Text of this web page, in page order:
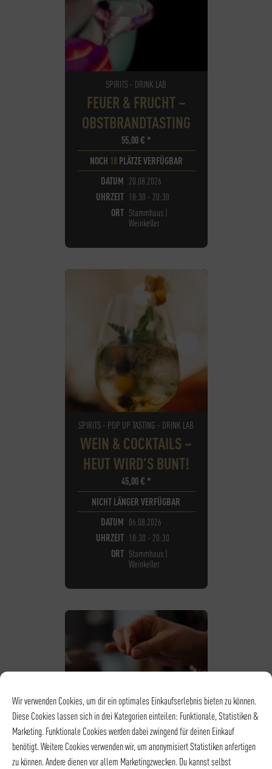
Wir verwenden Cookies, um dir ein optimales Einkaufserlebnis bieten zu können.
Diese Cookies lassen sich in drei Kategorien einteilen: Funktionale, Statistiken &
Marketing. Funktionale Cookies werden dabei zwingend für deinen Einkauf
benötigt. Weitere Cookies verwenden wir, um anonymisiert Statistiken anfertigen
zu können. Andere dienen vor allem Marketingzwecken. Du kannst selbst
SPIRITS - DRINK LAB
FEUER & FRUCHT –
OBSTBRANDTASTING
55,00€ *
NOCH 18PLÄTZE VERFÜGBAR
DATUM 20.08.2026
UHRZEIT 18:30 - 20:30
ORT Stammhaus |
Weinkeller
SPIRITS - POP UP TASTING - DRINK LAB
WEIN & COCKTAILS –
HEUT WIRD’S BUNT!
45,00€ *
NICHT LÄNGER VERFÜGBAR
DATUM 06.08.2026
UHRZEIT 18:30 - 20:30
ORT Stammhaus |
Weinkeller
KAFFEE - BARISTA LEVEL II